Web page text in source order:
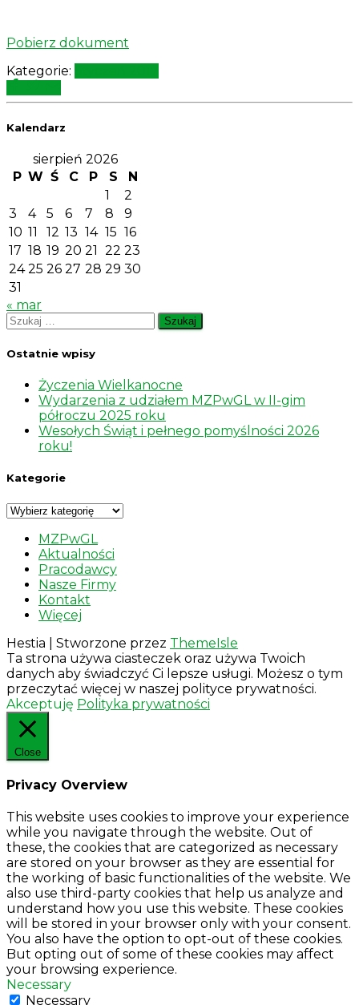
Pobierz dokument
Kategorie:
Kalendarz
sierpień 2026
P W Ś C P S
N
1
2
3
4 5 6 7 8
9
10 11 12 13 14 15 16
17 18 19 20 21 22 23
24 25 26 27 28 29 30
31
« mar
Szukaj:
Ostatnie wpisy
Życzenia Wielkanocne
Wydarzenia z udziałem MZPwGL w II-gim
półroczu 2025 roku
Wesołych Świąt i pełnego pomyślności 2026
roku!
Kategorie
Kategorie
MZPwGL
Aktualności
Pracodawcy
Nasze Firmy
Kontakt
Więcej
Hestia | Stworzone przez ThemeIsle
Ta strona używa ciasteczek oraz używa Twoich
danych aby świadczyć Ci lepsze usługi. Możesz o tym
przeczytać więcej w naszej polityce prywatności.
Akceptuję Polityka prywatności
Close
Privacy Overview
This website uses cookies to improve your experience
while you navigate through the website. Out of
these, the cookies that are categorized as necessary
are stored on your browser as they are essential for
the working of basic functionalities of the website. We
also use third-party cookies that help us analyze and
understand how you use this website. These cookies
will be stored in your browser only with your consent.
You also have the option to opt-out of these cookies.
But opting out of some of these cookies may affect
your browsing experience.
Necessary
Necessary